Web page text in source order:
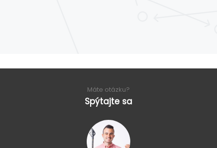
Máte otázku?
Spýtajte sa